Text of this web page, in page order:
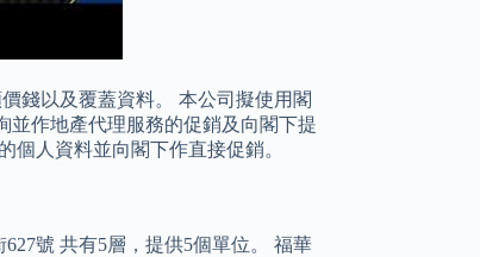
錢以及覆蓋資料。 本公司擬使用閣
並作地產代理服務的促銷及向閣下提
個人資料並向閣下作直接促銷。
號 共有5層，提供5個單位。 福華